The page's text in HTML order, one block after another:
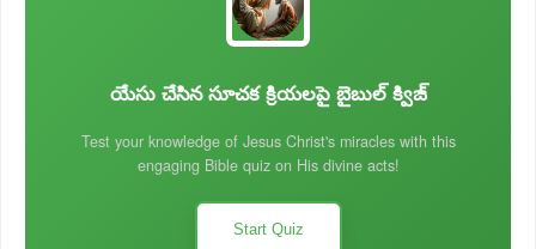
యేసు చేసిన సూచక క్రియలపై బైబుల్ క్విజ్
Test your knowledge of Jesus Christ's miracles with this
engaging Bible quiz on His divine acts!
Start Quiz